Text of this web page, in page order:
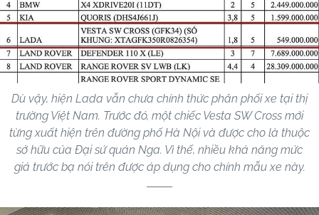
Dù vậy, hiện Lada vẫn chưa chính thức phân phối xe tại thị
trường Việt Nam. Trước đó, một chiếc Vesta SW Cross mới
từng xuất hiện trên đường phố Hà Nội và được cho là thuộc
sở hữu của Đại sứ quán Nga. Vì thế, nhiều khả năng mức
giá trước bạ nói trên được áp dụng cho chính mẫu xe này.